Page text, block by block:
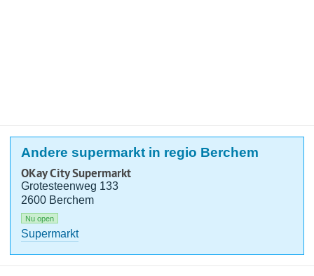
Andere supermarkt in regio Berchem
OKay City Supermarkt
Grotesteenweg 133
2600 Berchem
Nu open
Supermarkt